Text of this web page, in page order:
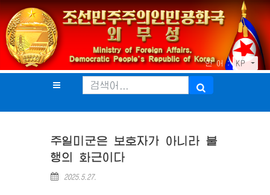
언 어 : KP
주일미군은 보호자가 아니라 불
행의 화근이다
2025.5.27.